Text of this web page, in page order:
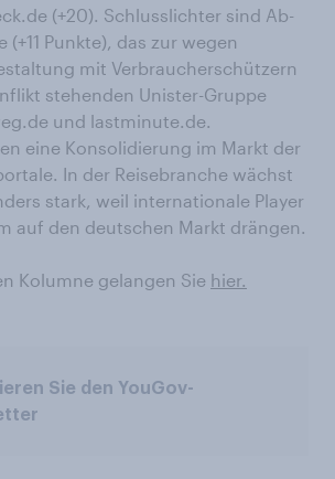
(+20). Schlusslichter sind Ab-
(+11 Punkte), das zur wegen
mit Verbraucherschützern
stehenden Unister-Gruppe
und lastminute.de.
eine Konsolidierung im Markt der
In der Reisebranche wächst
stark, weil internationale Player
auf den deutschen Markt drängen.
Kolumne gelangen Sie hier.
Sie den YouGov-